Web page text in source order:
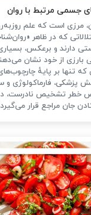
جسمی مرتبط با روان
مرزی است که علم
که در ظاهر
دارند و برعکس،
بارزی از خود نشان
تنها بر پایهٔ
پزشکی، فارماکولوژی و
خطر تشخیص نادرست،
جان مراجع قرار